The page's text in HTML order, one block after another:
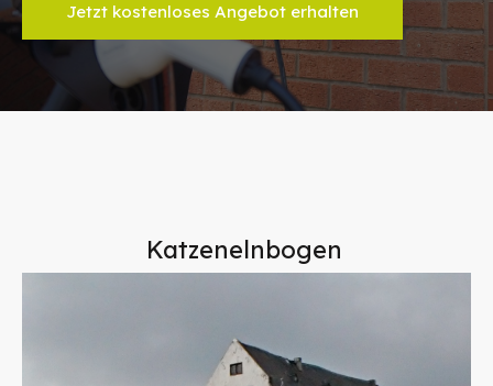
Jetzt kostenloses Angebot erhalten
Katzenelnbogen